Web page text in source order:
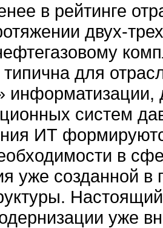
в рейтинге
двух-трех
для
информатизации,
систем
ИТ
в
уже созданной
уже